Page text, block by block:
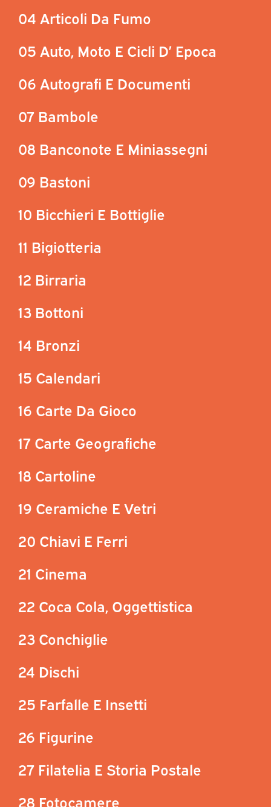
04 Articoli Da Fumo
05 Auto, Moto E Cicli D’ Epoca
06 Autografi E Documenti
07 Bambole
08 Banconote E Miniassegni
09 Bastoni
10 Bicchieri E Bottiglie
11 Bigiotteria
12 Birraria
13 Bottoni
14 Bronzi
15 Calendari
16 Carte Da Gioco
17 Carte Geografiche
18 Cartoline
19 Ceramiche E Vetri
20 Chiavi E Ferri
21 Cinema
22 Coca Cola, Oggettistica
23 Conchiglie
24 Dischi
25 Farfalle E Insetti
26 Figurine
27 Filatelia E Storia Postale
28 Fotocamere